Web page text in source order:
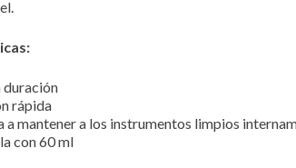
duración
rápida
a mantener a los instrumentos limpios
con 60 ml